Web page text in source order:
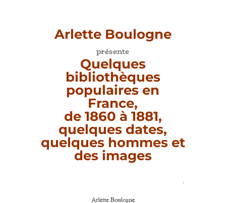
Arlette Boulogne
présente
Quelques
bibliothèques
populaires en
France,
de 1860 à 1881,
quelques dates,
quelques hommes et
des images